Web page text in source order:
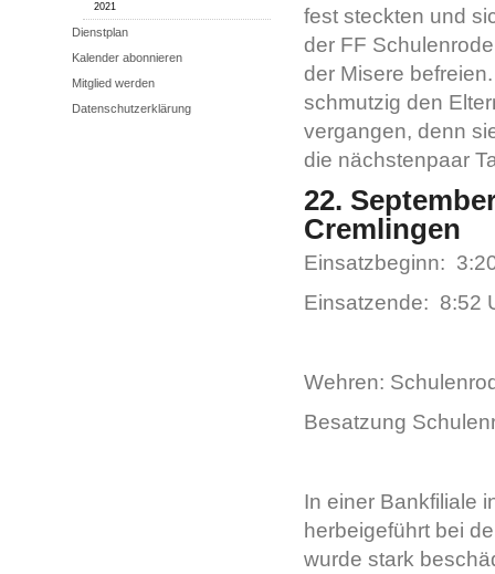
2021
Dienstplan
Kalender abonnieren
Mitglied werden
Datenschutzerklärung
fest steckten und
der FF
der Misere
schmutzig den
vergangen, denn
die nächstenpaar
22.
Cremlingen
Einsatzbeginn:
Einsatzende: 8:52
Wehren:
Besatzung
In einer Bankfiliale
herbeigeführt bei
wurde stark